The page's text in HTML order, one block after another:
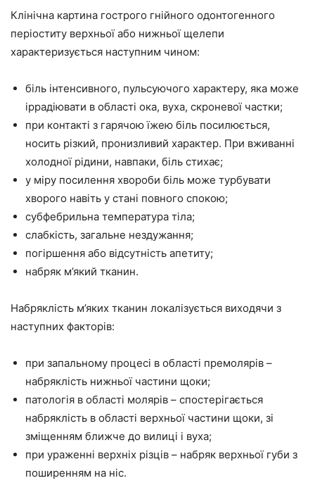
Клінічна картина гострого гнійного одонтогенного
періоститу верхньої або нижньої щелепи
характеризується наступним чином:
біль інтенсивного, пульсуючого характеру, яка може
іррадіювати в області ока, вуха, скроневої частки;
при контакті з гарячою їжею біль посилюється,
носить різкий, пронизливий характер. При вживанні
холодної рідини, навпаки, біль стихає;
у міру посилення хвороби біль може турбувати
хворого навіть у стані повного спокою;
субфебрильна температура тіла;
слабкість, загальне нездужання;
погіршення або відсутність апетиту;
набряк м’який тканин.
Набряклість м’яких тканин локалізується виходячи з
наступних факторів:
при запальному процесі в області премолярів –
набряклість нижньої частини щоки;
патологія в області молярів – спостерігається
набряклість в області верхньої частини щоки, зі
зміщенням ближче до вилиці і вуха;
при ураженні верхніх різців – набряк верхньої губи з
поширенням на ніс.